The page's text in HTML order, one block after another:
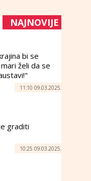
NAJNOVIJE
bi se
želi da se
11:10 09.03.2025.
graditi
10:25 09.03.2025.